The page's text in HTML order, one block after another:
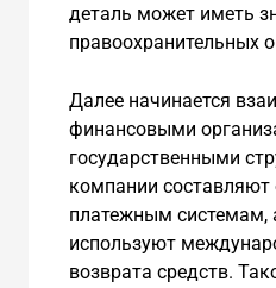
деталь может иметь
правоохранительных
Далее начинается
финансовыми
государственными
компании
платежным системам,
используют
возврата средств.